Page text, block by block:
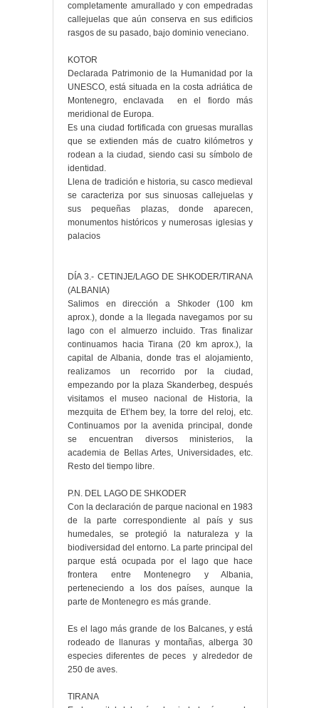
completamente amurallado y con empedradas
callejuelas que aún conserva en sus edificios
rasgos de su pasado, bajo dominio veneciano.
KOTOR
Declarada Patrimonio de la Humanidad por la
UNESCO, está situada en la costa adriática de
Montenegro, enclavada en el fiordo más
meridional de Europa.
Es una ciudad fortificada con gruesas murallas
que se extienden más de cuatro kilómetros y
rodean a la ciudad, siendo casi su símbolo de
identidad.
Llena de tradición e historia, su casco medieval
se caracteriza por sus sinuosas callejuelas y
sus pequeñas plazas, donde aparecen,
monumentos históricos y numerosas iglesias y
palacios
DÍA 3.- CETINJE/LAGO DE SHKODER/TIRANA
(ALBANIA)
Salimos en dirección a Shkoder (100 km
aprox.), donde a la llegada navegamos por su
lago con el almuerzo incluido. Tras finalizar
continuamos hacia Tirana (20 km aprox.), la
capital de Albania, donde tras el alojamiento,
realizamos un recorrido por la ciudad,
empezando por la plaza Skanderbeg, después
visitamos el museo nacional de Historia, la
mezquita de Et’hem bey, la torre del reloj, etc.
Continuamos por la avenida principal, donde
se encuentran diversos ministerios, la
academia de Bellas Artes, Universidades, etc.
Resto del tiempo libre.
P.N. DEL LAGO DE SHKODER
Con la declaración de parque nacional en 1983
de la parte correspondiente al país y sus
humedales, se protegió la naturaleza y la
biodiversidad del entorno. La parte principal del
parque está ocupada por el lago que hace
frontera entre Montenegro y Albania,
perteneciendo a los dos países, aunque la
parte de Montenegro es más grande.
Es el lago más grande de los Balcanes, y está
rodeado de llanuras y montañas, alberga 30
especies diferentes de peces y alrededor de
250 de aves.
TIRANA